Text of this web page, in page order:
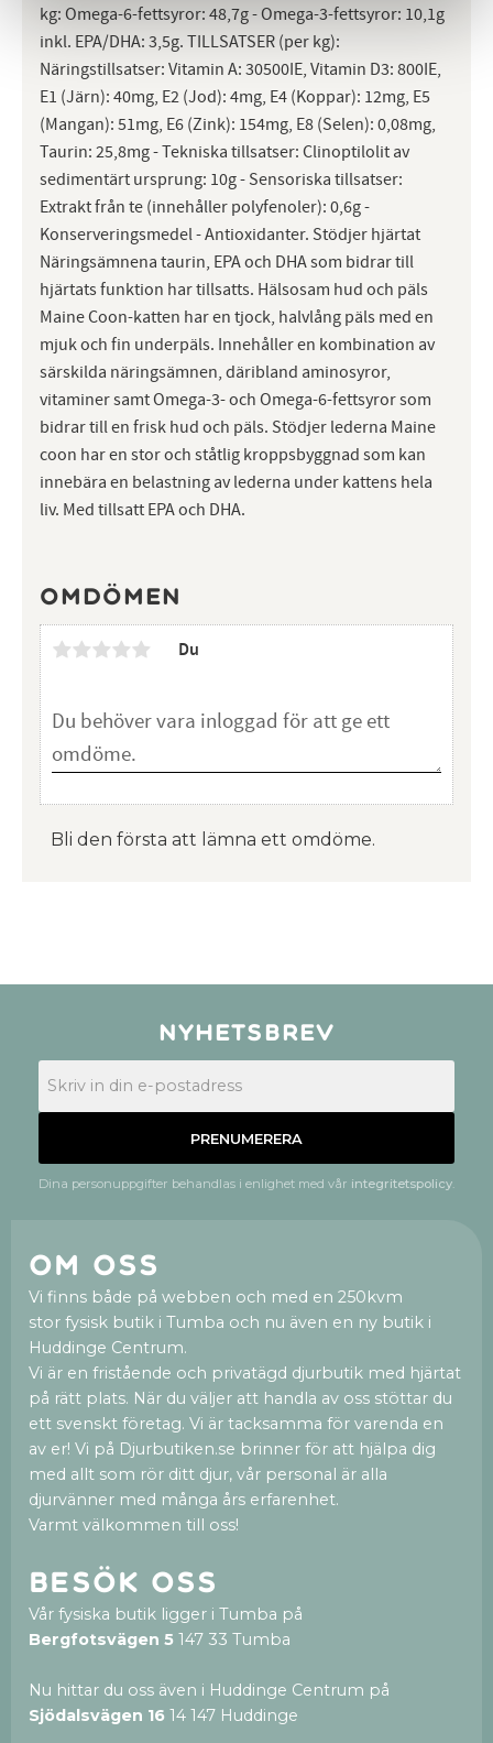
kg: Omega-6-fettsyror: 48,7g - Omega-3-fettsyror: 10,1g
inkl. EPA/DHA: 3,5g. TILLSATSER (per kg):
Näringstillsatser: Vitamin A: 30500IE, Vitamin D3: 800IE,
E1 (Järn): 40mg, E2 (Jod): 4mg, E4 (Koppar): 12mg, E5
(Mangan): 51mg, E6 (Zink): 154mg, E8 (Selen): 0,08mg,
Taurin: 25,8mg - Tekniska tillsatser: Clinoptilolit av
sedimentärt ursprung: 10g - Sensoriska tillsatser:
Extrakt från te (innehåller polyfenoler): 0,6g -
Konserveringsmedel - Antioxidanter. Stödjer hjärtat
Näringsämnena taurin, EPA och DHA som bidrar till
hjärtats funktion har tillsatts. Hälsosam hud och päls
Maine Coon-katten har en tjock, halvlång päls med en
mjuk och fin underpäls. Innehåller en kombination av
särskilda näringsämnen, däribland aminosyror,
vitaminer samt Omega-3- och Omega-6-fettsyror som
bidrar till en frisk hud och päls. Stödjer lederna Maine
coon har en stor och ståtlig kroppsbyggnad som kan
innebära en belastning av lederna under kattens hela
liv. Med tillsatt EPA och DHA.
Omdömen
Du
Bli den första att lämna ett omdöme.
Nyhetsbrev
PRENUMERERA
Dina personuppgifter behandlas i enlighet med vår integritetspolicy.
Om oss
Vi finns både på webben och med en 250kvm
stor fysisk butik i Tumba och nu även en ny butik i
Huddinge Centrum.
Vi är en fristående och privatägd djurbutik med hjärtat
på rätt plats. När du väljer att handla av oss stöttar du
ett svenskt företag. Vi är tacksamma för varenda en
av er! Vi på Djurbutiken.se brinner för att hjälpa dig
med allt som rör ditt djur, vår personal är alla
djurvänner med många års erfarenhet.
Varmt välkommen till oss!
Besök oss
Vår fysiska butik ligger i Tumba på
Bergfotsvägen 5 147 33 Tumba
Nu hittar du oss även i Huddinge Centrum på
Sjödalsvägen 16 14 147 Huddinge